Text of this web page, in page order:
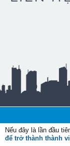
Nếu đây là lần đầu
để trở thành thành